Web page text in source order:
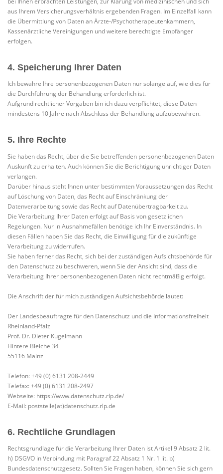
aus Ihrem Versicherungsverhältnis ergebenden Fragen. Im Einzelfall kann
die Übermittlung von Daten an Ärzte-/Psychotherapeutenkammern,
Kassenärztliche Vereinigungen und weitere berechtigte Empfänger
erfolgen.
4. Speicherung Ihrer Daten
Ich bewahre Ihre personenbezogenen Daten nur solange auf, wie dies für
die Durchführung der Behandlung erforderlich ist.
Aufgrund rechtlicher Vorgaben bin ich dazu verpflichtet, diese Daten
mindestens 10 Jahre nach Abschluss der Behandlung aufzubewahren.
5. Ihre Rechte
Sie haben das Recht, über die Sie betreffenden personenbezogenen Daten
Auskunft zu erhalten. Auch können Sie die Berichtigung unrichtiger Daten
verlangen.
Darüber hinaus steht Ihnen unter bestimmten Voraussetzungen das Recht
auf Löschung von Daten, das Recht auf Einschränkung der
Datenverarbeitung sowie das Recht auf Datenübertragbarkeit zu.
Die Verarbeitung Ihrer Daten erfolgt auf Basis von gesetzlichen
Regelungen. Nur in Ausnahmefällen benötige ich Ihr Einverständnis. In
diesen Fällen haben Sie das Recht, die Einwilligung für die zukünftige
Verarbeitung zu widerrufen.
Sie haben ferner das Recht, sich bei der zuständigen Aufsichtsbehörde für
den Datenschutz zu beschweren, wenn Sie der Ansicht sind, dass die
Verarbeitung Ihrer personenbezogenen Daten nicht rechtmäßig erfolgt.
Die Anschrift der für mich zuständigen Aufsichtsbehörde lautet:
Der Landesbeauftragte für den Datenschutz und die Informationsfreiheit
Rheinland-Pfalz
Prof. Dr. Dieter Kugelmann
Hintere Bleiche 34
55116 Mainz
Telefon: +49 (0) 6131 208-2449
Telefax: +49 (0) 6131 208-2497
Webseite: https://www.datenschutz.rlp.de/
E-Mail: poststelle(at)datenschutz.rlp.de
6. Rechtliche Grundlagen
Rechtsgrundlage für die Verarbeitung Ihrer Daten ist Artikel 9 Absatz 2 lit.
h) DSGVO in Verbindung mit Paragraf 22 Absatz 1 Nr. 1 lit. b)
Bundesdatenschutzgesetz. Sollten Sie Fragen haben, können Sie sich gern